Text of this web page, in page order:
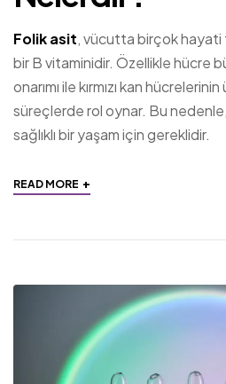
Folik asit, vücutta birçok hayati
bir B vitaminidir. Özellikle hücre
onarımı ile kırmızı kan
süreçlerde rol oynar. Bu
sağlıklı bir yaşam için gereklidir.
READ MORE +